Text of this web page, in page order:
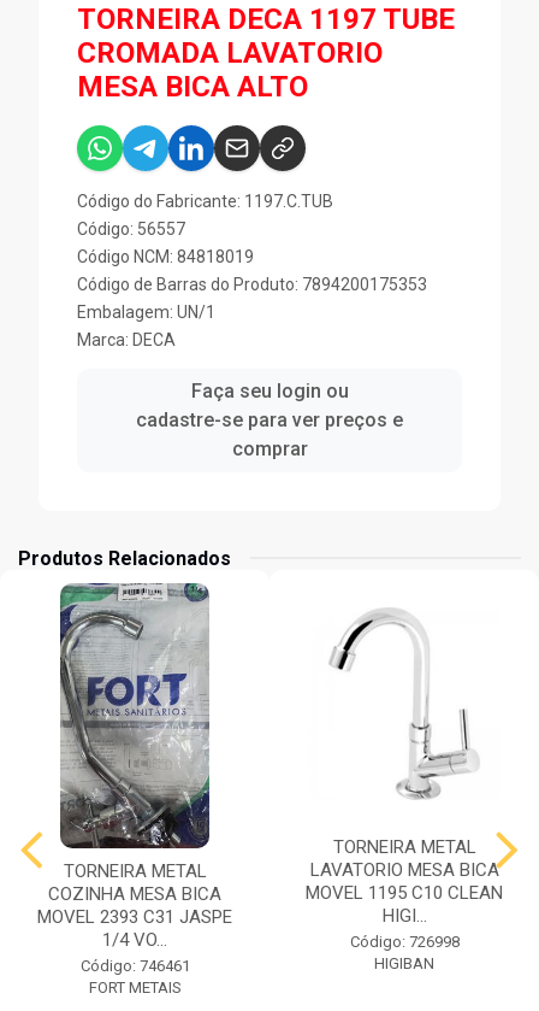
TORNEIRA DECA 1197 TUBE
CROMADA LAVATORIO
MESA BICA ALTO
Código do Fabricante: 1197.C.TUB
Código: 56557
Código NCM: 84818019
Código de Barras do Produto: 7894200175353
Embalagem: UN/1
Marca: DECA
Faça seu login ou
cadastre-se para ver preços e
comprar
Produtos Relacionados
TORNEIRA METAL
COZINHA MESA BICA
MOVEL 2393 C31 JASPE
1/4 VO...
Código: 746461
FORT METAIS
TORNEIRA METAL
LAVATORIO MESA BICA
MOVEL 1195 C10 CLEAN
HIGI...
Código: 726998
HIGIBAN